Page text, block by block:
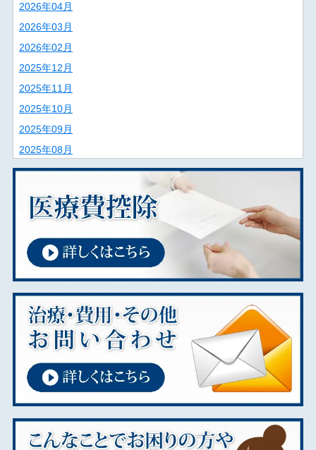
2026年04月
2026年03月
2026年02月
2025年12月
2025年11月
2025年10月
2025年09月
2025年08月
2025年07月
2025年02月
2024年12月
2024年09月
2024年08月
2024年07月
2024年01月
2023年11月
2023年02月
2023年01月
2022年01月